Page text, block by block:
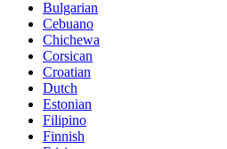
Bulgarian
Cebuano
Chichewa
Corsican
Croatian
Dutch
Estonian
Filipino
Finnish